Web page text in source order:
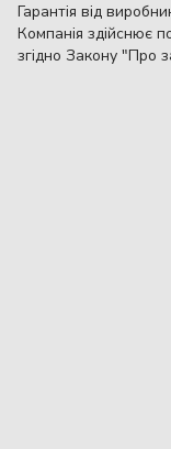
Гарантія від
Компанія здійснює
згідно Закону "Про